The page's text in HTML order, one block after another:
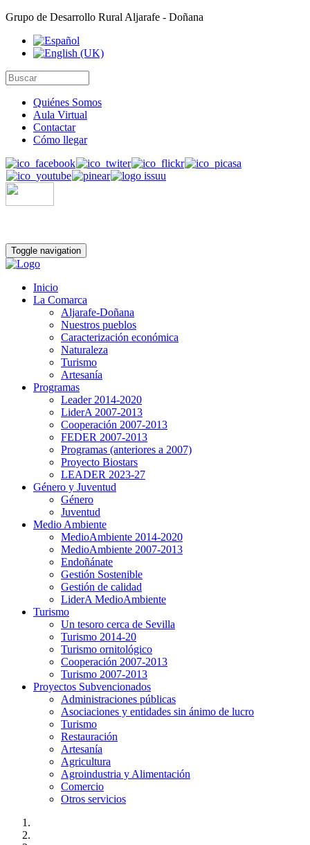
Grupo de Desarrollo Rural Aljarafe - Doñana
Quiénes Somos
Aula Virtual
Contactar
Cómo llegar
Toggle navigation
Inicio
La Comarca
Aljarafe-Doñana
Nuestros pueblos
Caracterización económica
Naturaleza
Turismo
Artesanía
Programas
Leader 2014-2020
LiderA 2007-2013
Cooperación 2007-2013
FEDER 2007-2013
Programas (anteriores a 2007)
Proyecto Biostars
LEADER 2023-27
Género y Juventud
Género
Juventud
Medio Ambiente
MedioAmbiente 2014-2020
MedioAmbiente 2007-2013
Endoñánate
Gestión Sostenible
Gestión de calidad
LiderA MedioAmbiente
Turismo
Un tesoro cerca de Sevilla
Turismo 2014-20
Turismo ornitológico
Cooperación 2007-2013
Turismo 2007-2013
Proyectos Subvencionados
Administraciones públicas
Asociaciones y entidades sin ánimo de lucro
Turismo
Restauración
Artesanía
Agricultura
Agroindustria y Alimentación
Comercio
Otros servicios